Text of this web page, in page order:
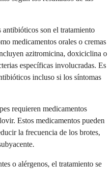
antibióticos son el tratamiento
medicamentos orales o cremas
azitromicina, doxiciclina o
específicas involucradas. Es
incluso si los síntomas
requieren medicamentos
Estos medicamentos pueden
la frecuencia de los brotes,
o alérgenos, el tratamiento se